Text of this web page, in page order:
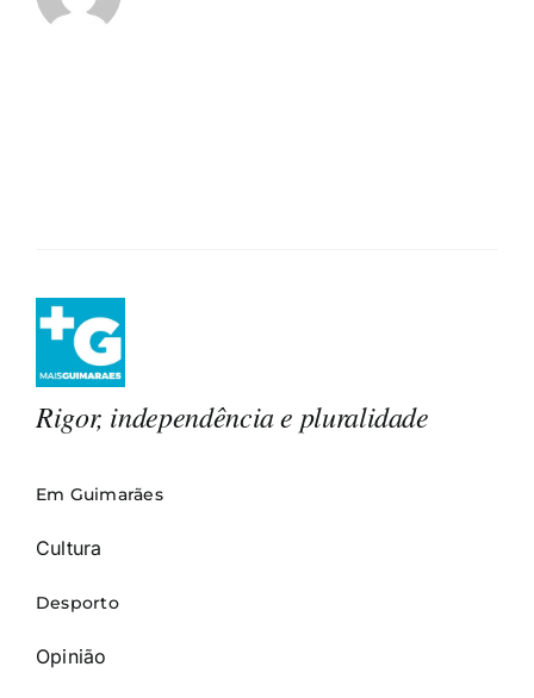
Rigor, independência e pluralidade
Em Guimarães
Cultura
Desporto
Opinião